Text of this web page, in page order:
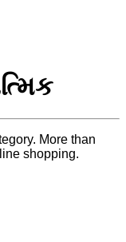
More than
shopping.